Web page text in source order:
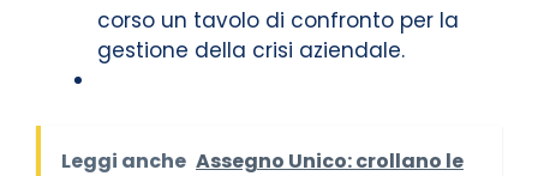
corso un tavolo di confronto per la
gestione della crisi aziendale.
Leggi anche Assegno Unico: crollano le